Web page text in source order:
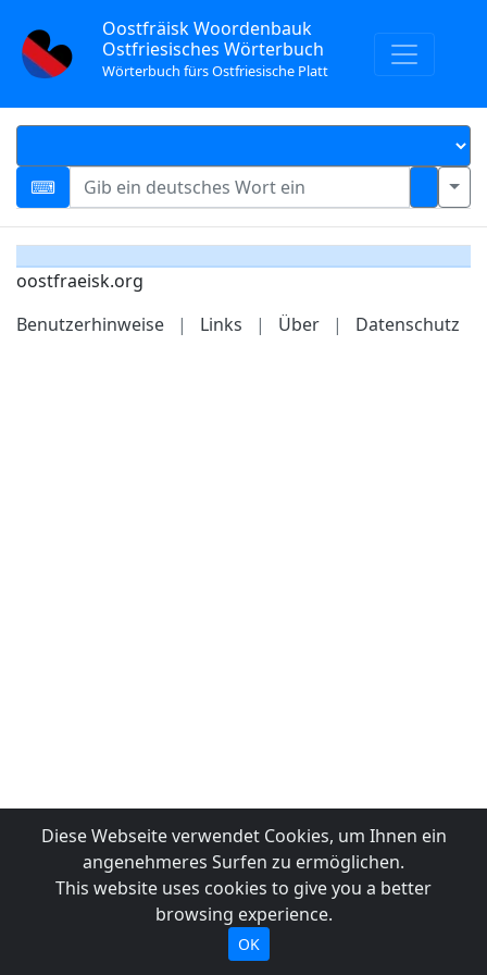
Oostfräisk Woordenbauk
Ostfriesisches Wörterbuch
Wörterbuch fürs Ostfriesische Platt
oostfraeisk.org
Benutzerhinweise
| Links | Über | Datenschutz
Diese Webseite verwendet Cookies, um Ihnen ein
angenehmeres Surfen zu ermöglichen.
This website uses cookies to give you a better
browsing experience.
OK